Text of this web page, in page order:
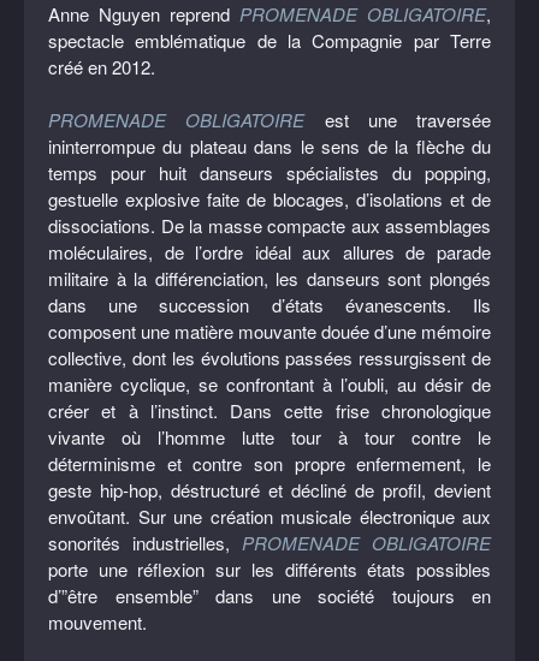
Anne Nguyen reprend PROMENADE OBLIGATOIRE,
spectacle emblématique de la Compagnie par Terre
créé en 2012.
PROMENADE OBLIGATOIREest une traversée
ininterrompue du plateau dans le sens de la flèche du
temps pour huit danseurs spécialistes du popping,
gestuelle explosive faite de blocages, d’isolations et de
dissociations. De la masse compacte aux assemblages
moléculaires, de l’ordre idéal aux allures de parade
militaire à la différenciation, les danseurs sont plongés
dans une succession d’états évanescents. Ils
composent une matière mouvante douée d’une mémoire
collective, dont les évolutions passées ressurgissent de
manière cyclique, se confrontant à l’oubli, au désir de
créer et à l’instinct. Dans cette frise chronologique
vivante où l’homme lutte tour à tour contre le
déterminisme et contre son propre enfermement, le
geste hip-hop, déstructuré et décliné de profil, devient
envoûtant. Sur une création musicale électronique aux
sonorités industrielles, PROMENADE OBLIGATOIRE
porte une réflexion sur les différents états possibles
d’”être ensemble” dans une société toujours en
mouvement.